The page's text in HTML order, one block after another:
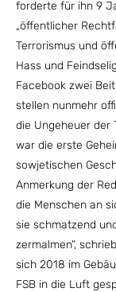
forderte für ihn 9
„öffentlicher
Terrorismus und
Hass und
Facebook zwei
stellen nunmehr
die Ungeheuer der
war die erste
sowjetischen
Anmerkung der
die Menschen an
sie schmatzend
zermalmen“,
sich 2018 im
FSB in die Luft